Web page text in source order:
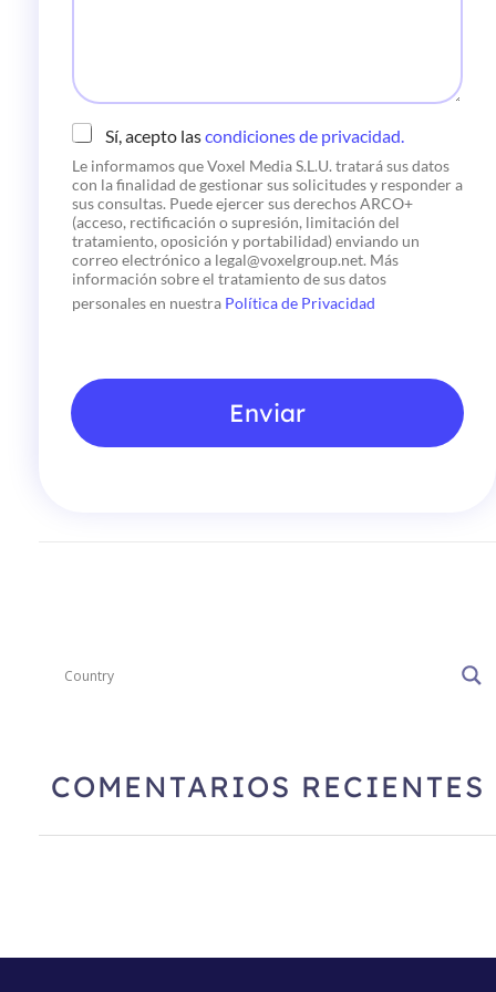
C
e
c
k
b
o
x
e
Sí, acepto lascondiciones de privacidad.
Le informamos que Voxel Media S.L.U. tratará sus datos
con la finalidad de gestionar sus solicitudes y responder a
sus consultas. Puede ejercer sus derechos ARCO+
(acceso, rectificación o supresión, limitación del
tratamiento, oposición y portabilidad) enviando un
correo electrónico a legal@voxelgroup.net. Más
información sobre el tratamiento de sus datos
personales en nuestra Política de Privacidad
Enviar
COMENTARIOS RECIENTES